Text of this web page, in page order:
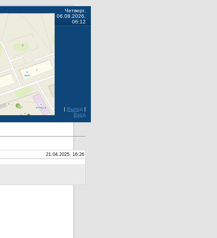
Четверг,
06.08.2026,
06:12
| Выход |
Вход
21.04.2025, 16:26